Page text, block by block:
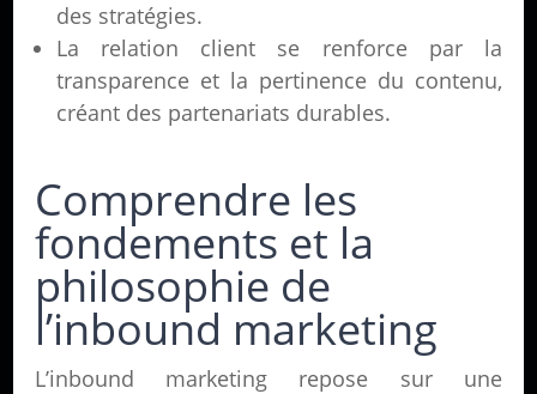
des stratégies.
La relation client se renforce par la
transparence et la pertinence du contenu,
créant des partenariats durables.
Comprendre les
fondements et la
philosophie de
l’inbound marketing
L’inbound marketing repose sur une